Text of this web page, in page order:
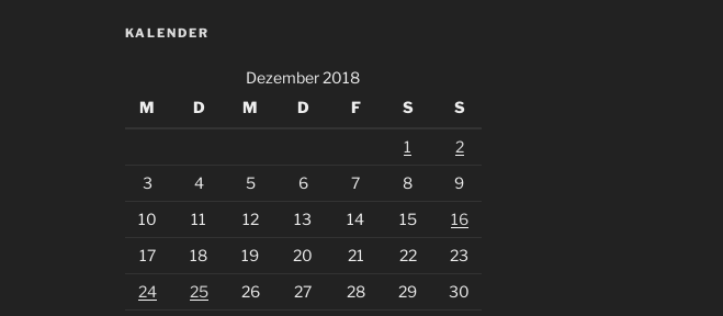
KALENDER
Dezember 2018
M
D M D F S S
1
2
3
4 5 6 7 8
9
10
11 12 13 14 15
16
17
18 19 20 21 22
23
24
25 26 27 28 29
30